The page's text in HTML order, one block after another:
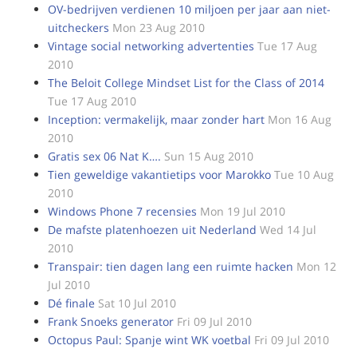
OV-bedrijven verdienen 10 miljoen per jaar aan niet-
uitcheckers Mon 23 Aug 2010
Vintage social networking advertenties Tue 17 Aug
2010
The Beloit College Mindset List for the Class of 2014
Tue 17 Aug 2010
Inception: vermakelijk, maar zonder hart Mon 16 Aug
2010
Gratis sex 06 Nat K…. Sun 15 Aug 2010
Tien geweldige vakantietips voor Marokko Tue 10 Aug
2010
Windows Phone 7 recensies Mon 19 Jul 2010
De mafste platenhoezen uit Nederland Wed 14 Jul
2010
Transpair: tien dagen lang een ruimte hacken Mon 12
Jul 2010
Dé finale Sat 10 Jul 2010
Frank Snoeks generator Fri 09 Jul 2010
Octopus Paul: Spanje wint WK voetbal Fri 09 Jul 2010